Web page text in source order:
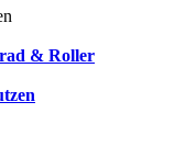
& Roller